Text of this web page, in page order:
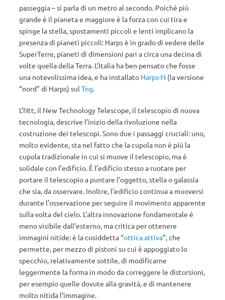
passeggia – si parla di un metro al secondo. Poiché più
grande è il pianeta e maggiore è la forza con cui tira e
spinge la stella, spostamenti piccoli e lenti implicano la
presenza di pianeti piccoli: Harps è in grado di vedere delle
SuperTerre, pianeti di dimensioni pari a circa una decina di
volte quella della Terra. L’Italia ha ben pensato che fosse
una notevolissima idea, e ha installato Harps-N (la versione
“nord” di Harps) sul Tng.
L’Ntt, il New Technology Telescope, il telescopio di nuova
tecnologia, descrive l’inizio della rivoluzione nella
costruzione dei telescopi. Sono due i passaggi cruciali: uno,
molto evidente, sta nel fatto che la cupola non è più la
cupola tradizionale in cui si muove il telescopio, ma è
solidale con l’edificio. È l’edificio stesso a ruotare per
portare il telescopio a puntare l’oggetto, stella o galassia
che sia, da osservare. Inoltre, l’edificio continua a muoversi
durante l’osservazione per seguire il movimento apparente
sulla volta del cielo. L’altra innovazione fondamentale è
meno visibile dall’esterno, ma critica per ottenere
immagini nitide: è la cosiddetta “ottica attiva”, che
permette, per mezzo di pistoni su cui è appoggiato lo
specchio, relativamente sottile, di modificarne
leggermente la forma in modo da correggere le distorsioni,
per esempio quelle dovute alla gravità, e di mantenere
molto nitida l’immagine.